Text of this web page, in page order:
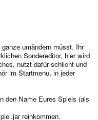
umändern müsst. Ihr
Sondereditor, hier wird
nutzt dafür schlicht und
im Startmenu, in jeder
den Name Eures Spiels (als
reinkommen.